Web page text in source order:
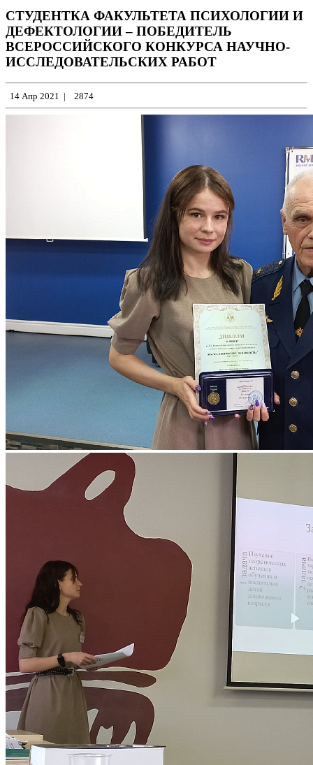
СТУДЕНТКА ФАКУЛЬТЕТА ПСИХОЛОГИИ И
ДЕФЕКТОЛОГИИ – ПОБЕДИТЕЛЬ
ВСЕРОССИЙСКОГО КОНКУРСА НАУЧНО-
ИССЛЕДОВАТЕЛЬСКИХ РАБОТ
14 Апр 2021 | 2874